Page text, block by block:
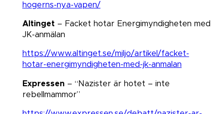
hogerns-nya-vapen/
Altinget – Facket hotar Energimyndigheten med
JK-anmälan
https://www.altinget.se/miljo/artikel/facket-
hotar-energimyndigheten-med-jk-anmalan
Expressen – “Nazister är hotet – inte
rebellmammor​​​​​​​”